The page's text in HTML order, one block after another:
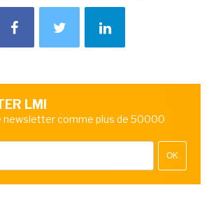
LMI
newsletter comme plus de 50000
OK